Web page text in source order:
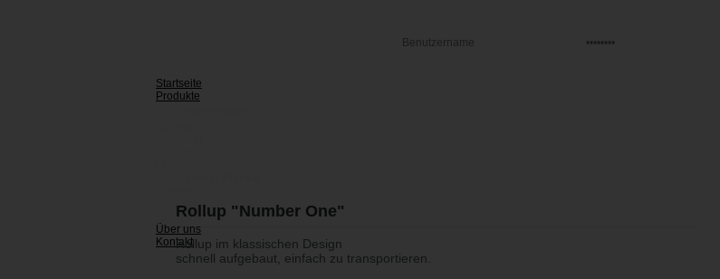
Startseite
Produkte
Zubehör
Coronaschutz
Über uns
Kontakt
Rollup "Number One"
Rollup im klassischen Design
schnell aufgebaut, einfach zu transportieren.